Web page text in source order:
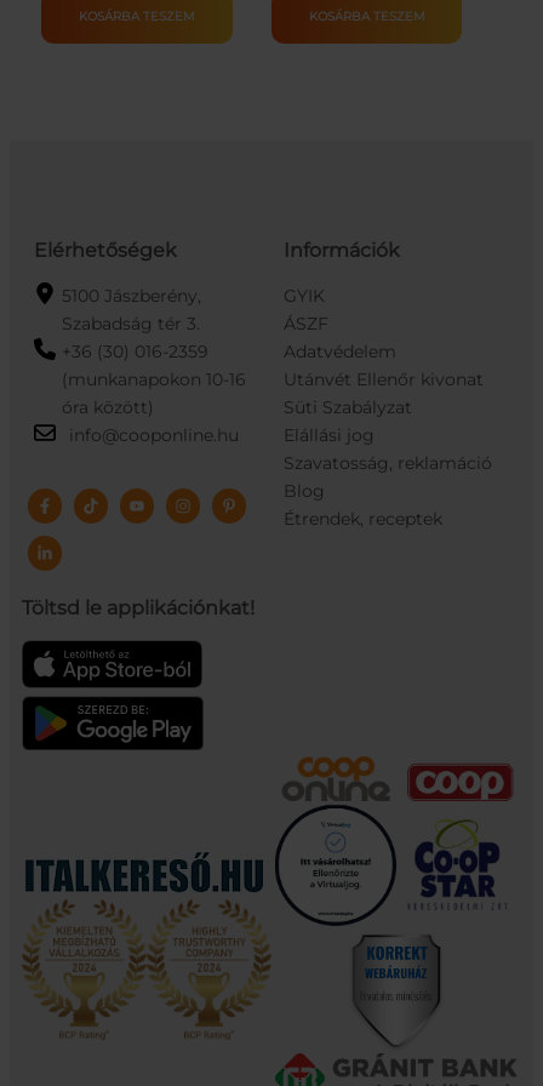
14G
KOSÁRBA TESZEM
14G
KOSÁRBA TESZEM
Elérhetőségek
5100 Jászberény,
Szabadság tér 3.
+36 (30) 016-2359
(munkanapokon 10-16
óra között)
info@cooponline.hu
Töltsd le applikációnkat!
Információk
GYIK
ÁSZF
Adatvédelem
Utánvét Ellenőr kivonat
Süti Szabályzat
Elállási jog
Szavatosság, reklamáció
Blog
Étrendek, receptek